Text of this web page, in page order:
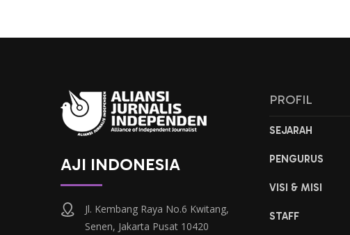
AJI INDONESIA
Jl. Kembang Raya No.6 Kwitang,
Senen, Jakarta Pusat 10420
PROFIL
SEJARAH
PENGURUS
VISI & MISI
STAFF